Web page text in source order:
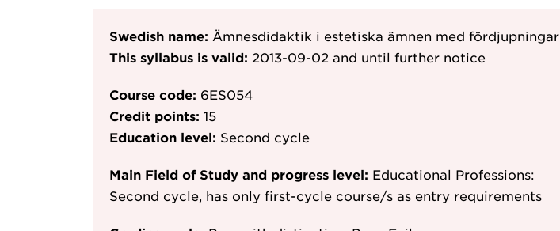
Swedish name: Ämnesdidaktik i estetiska ämnen med fördjupningar
This syllabus is valid: 2013-09-02 and until further notice
Course code: 6ES054
Credit points: 15
Education level: Second cycle
Main Field of Study and progress level: Educational Professions:
Second cycle, has only first-cycle course/s as entry requirements